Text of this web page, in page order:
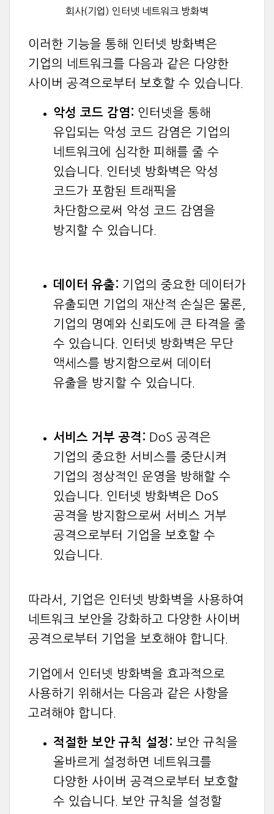
회사(기업) 인터넷 네트워크 방화벽
이러한 기능을 통해 인터넷 방화벽은
기업의 네트워크를 다음과 같은 다양한
사이버 공격으로부터 보호할 수 있습니다.
악성 코드 감염: 인터넷을 통해
유입되는 악성 코드 감염은 기업의
네트워크에 심각한 피해를 줄 수
있습니다. 인터넷 방화벽은 악성
코드가 포함된 트래픽을
차단함으로써 악성 코드 감염을
방지할 수 있습니다.
데이터 유출: 기업의 중요한 데이터가
유출되면 기업의 재산적 손실은 물론,
기업의 명예와 신뢰도에 큰 타격을 줄
수 있습니다. 인터넷 방화벽은 무단
액세스를 방지함으로써 데이터
유출을 방지할 수 있습니다.
서비스 거부 공격: DoS 공격은
기업의 중요한 서비스를 중단시켜
기업의 정상적인 운영을 방해할 수
있습니다. 인터넷 방화벽은 DoS
공격을 방지함으로써 서비스 거부
공격으로부터 기업을 보호할 수
있습니다.
따라서, 기업은 인터넷 방화벽을 사용하여
네트워크 보안을 강화하고 다양한 사이버
공격으로부터 기업을 보호해야 합니다.
기업에서 인터넷 방화벽을 효과적으로
사용하기 위해서는 다음과 같은 사항을
고려해야 합니다.
적절한 보안 규칙 설정: 보안 규칙을
올바르게 설정하면 네트워크를
다양한 사이버 공격으로부터 보호할
수 있습니다. 보안 규칙을 설정할